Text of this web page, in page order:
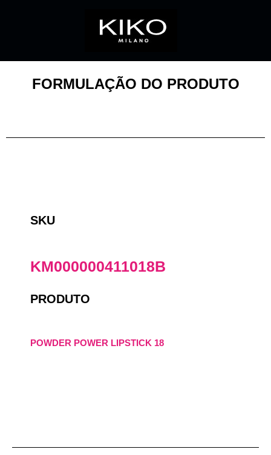
FORMULAÇÃO DO PRODUTO
SKU
KM000000411018B
PRODUTO
POWDER POWER LIPSTICK 18